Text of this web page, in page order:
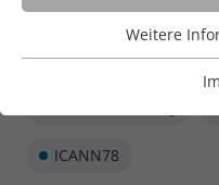
ICANN78
Nutzungsanalyse
Cookies zur
Weitere